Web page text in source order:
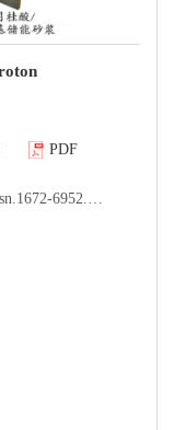
PDF
6952.2023.02.006